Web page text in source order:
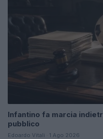
Infantino fa marcia
pubblico
Edoardo Vitali · 1 Ago 2026